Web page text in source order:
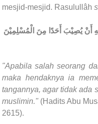
mesjid-mesjid. Rasulullâh
أَنْ يُصِيْبَ أَحَدًا مِنَ الْمُسْلِمِيْنَ
"Apabila salah seorang
maka hendaknya ia
tangannya, agar tidak ada
muslimin." (Hadits Abu
2615).